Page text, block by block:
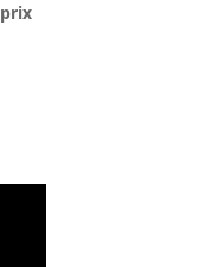
prix